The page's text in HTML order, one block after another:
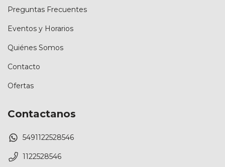
Preguntas Frecuentes
Eventos y Horarios
Quiénes Somos
Contacto
Ofertas
Contactanos
5491122528546
1122528546